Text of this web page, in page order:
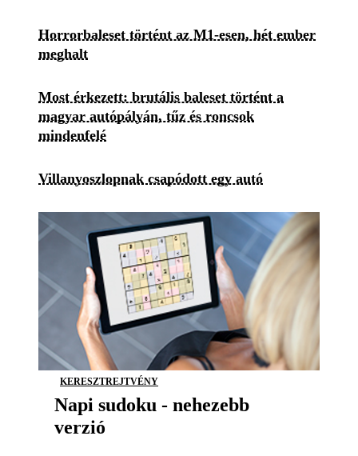
Horrorbaleset történt az M1-esen, hét ember
meghalt
Most érkezett: brutális baleset történt a
magyar autópályán, tűz és roncsok
mindenfelé
Villanyoszlopnak csapódott egy autó
KERESZTREJTVÉNY
Napi sudoku - nehezebb
verzió